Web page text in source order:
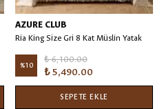
AZURE CLUB
Ria King Size Gri 8 Kat Müslin Yatak
%10
₺ 6,100.00
₺ 5,490.00
SEPETE EKLE